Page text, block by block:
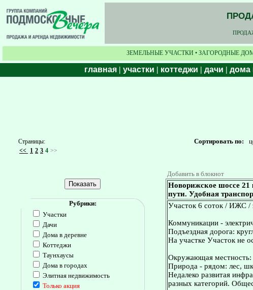
ЗЕМЕЛЬНЫЕ УЧАСТКИ • ЗАГОРОДНЫЕ
главная | участки | коттеджи | дачи | дома
Страницы:
<< 1 2 3 4 >>
Сортировать по:
Рубрики:
Участки
Дачи
Дома в деревне
Коттеджи
Таунхаусы
Дома в городах
Элитная недвижимость
Только акция
Добавить в блокнот
Новорижское шоссе
пути. Удобная
Участок 6 соток / ИЖС /
Коммуникации -
Подъездная дорога:
На участке Участок не
Окружающая местность:
Природа - рядом: лес,
Недалеко развитая
разных категорий.